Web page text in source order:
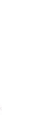
GEFORCE RTX 4060 TI